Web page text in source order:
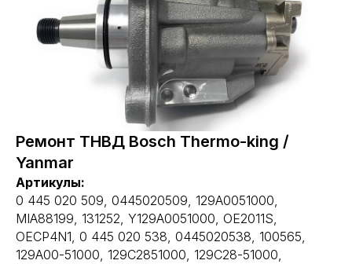
Ремонт ТНВД Bosch Тhermo-king /
Yanmar
Артикулы:
0 445 020 509, 0445020509, 129A0051000,
MIA88199, 131252, Y129A0051000, OE2011S,
OECP4N1, 0 445 020 538, 0445020538, 100565,
129A00-51000, 129C2851000, 129C28-51000,